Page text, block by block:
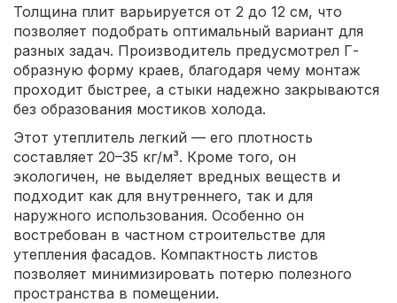
Толщина плит варьируется от 2 до 12 см, что
позволяет подобрать оптимальный вариант для
разных задач. Производитель предусмотрел Г-
образную форму краев, благодаря чему монтаж
проходит быстрее, а стыки надежно закрываются
без образования мостиков холода.
Этот утеплитель легкий — его плотность
составляет 20–35 кг/м³. Кроме того, он
экологичен, не выделяет вредных веществ и
подходит как для внутреннего, так и для
наружного использования. Особенно он
востребован в частном строительстве для
утепления фасадов. Компактность листов
позволяет минимизировать потерю полезного
пространства в помещении.